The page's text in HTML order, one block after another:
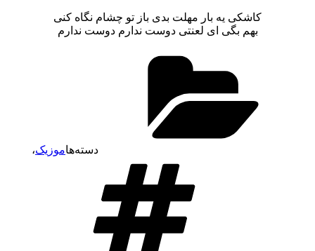
کاشکی یه بار مهلت بدی باز تو چشام نگاه کنی
بهم بگی ای لعنتی دوست ندارم دوست ندارم
دسته‌هاموزیک،